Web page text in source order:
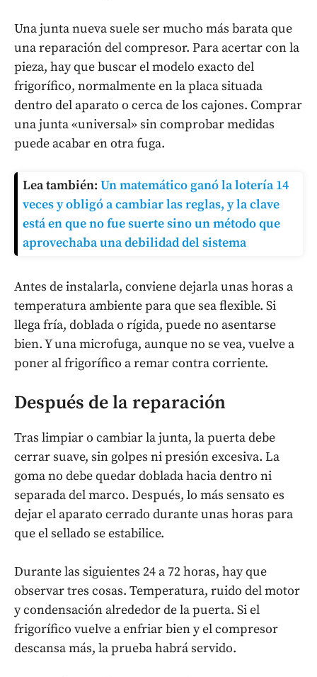
Una junta nueva suele ser mucho más barata que
una reparación del compresor. Para acertar con la
pieza, hay que buscar el modelo exacto del
frigorífico, normalmente en la placa situada
dentro del aparato o cerca de los cajones. Comprar
una junta «universal» sin comprobar medidas
puede acabar en otra fuga.
Lea también: Un matemático ganó la lotería 14
veces y obligó a cambiar las reglas, y la clave
está en que no fue suerte sino un método que
aprovechaba una debilidad del sistema
Antes de instalarla, conviene dejarla unas horas a
temperatura ambiente para que sea flexible. Si
llega fría, doblada o rígida, puede no asentarse
bien. Y una microfuga, aunque no se vea, vuelve a
poner al frigorífico a remar contra corriente.
Después de la reparación
Tras limpiar o cambiar la junta, la puerta debe
cerrar suave, sin golpes ni presión excesiva. La
goma no debe quedar doblada hacia dentro ni
separada del marco. Después, lo más sensato es
dejar el aparato cerrado durante unas horas para
que el sellado se estabilice.
Durante las siguientes 24 a 72 horas, hay que
observar tres cosas. Temperatura, ruido del motor
y condensación alrededor de la puerta. Si el
frigorífico vuelve a enfriar bien y el compresor
descansa más, la prueba habrá servido.